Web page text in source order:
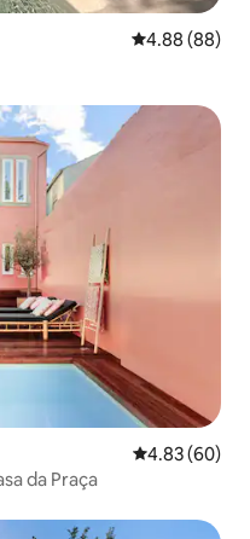
レビュー88件
4.88 (88)
レビュー60
4.83 (60)
da Praça